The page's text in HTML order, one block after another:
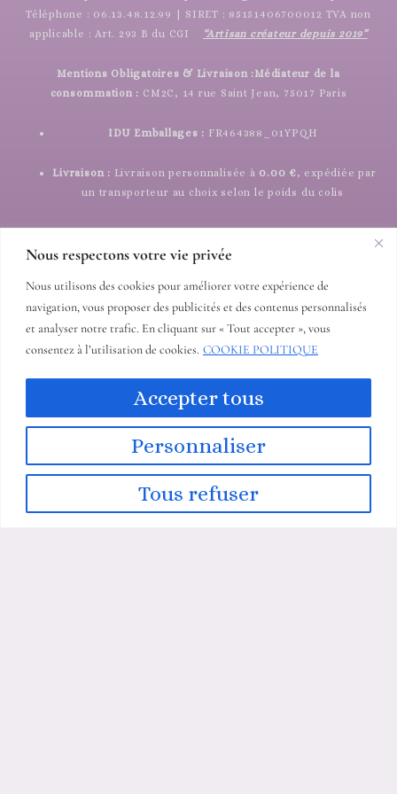
Nous respectons votre vie privée
Nous utilisons des cookies pour améliorer votre expérience de
navigation, vous proposer des publicités et des contenus personnalisés
et analyser notre trafic. En cliquant sur « Tout accepter », vous
consentez à l’utilisation de cookies. COOKIE POLITIQUE
Personnaliser
Tous refuser
Accepter tous
Téléphone : 06.13.48.12.99 | SIRET : 85151406700012 TVA non
applicable : Art. 293 B du CGI
“Artisan créateur depuis 2019”
Mentions Obligatoires & Livraison :Médiateur de la
consommation : CM2C, 14 rue Saint Jean, 75017 Paris
IDU Emballages : FR464388_01YPQH
Livraison : Livraison personnalisée à 0.00 €, expédiée par
un transporteur au choix selon le poids du colis
COORDONNÉES
14 allée du mas duc 06340 Nice France